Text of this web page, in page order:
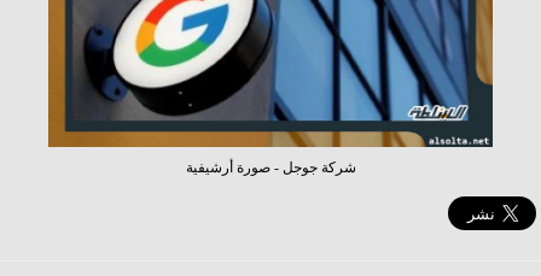
شركة جوجل - صورة أرشيفية